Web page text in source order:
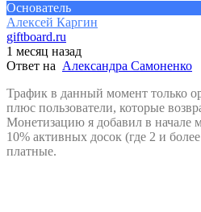
Основатель
Алексей Каргин
giftboard.ru
1 месяц назад
Ответ на Александра Самоненко
Трафик в данный момент только
плюс пользователи, которые
Монетизацию я добавил в начале
10% активных досок (где 2 и
платные.